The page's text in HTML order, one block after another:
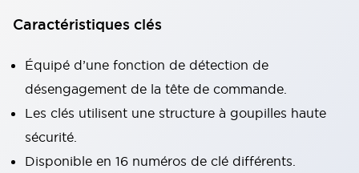
Caractéristiques clés
Équipé d’une fonction de détection de
désengagement de la tête de commande.
Les clés utilisent une structure à goupilles haute
sécurité.
Disponible en 16 numéros de clé différents.